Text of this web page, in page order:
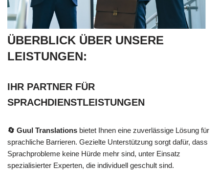
ÜBERBLICK ÜBER UNSERE
LEISTUNGEN:
IHR PARTNER FÜR
SPRACHDIENSTLEISTUNGEN
🔄 Guul Translations bietet Ihnen eine zuverlässige Lösung für
sprachliche Barrieren. Gezielte Unterstützung sorgt dafür, dass
Sprachprobleme keine Hürde mehr sind, unter Einsatz
spezialisierter Experten, die individuell geschult sind.